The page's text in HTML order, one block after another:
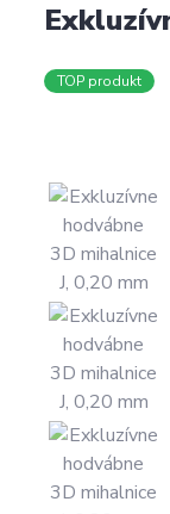
TOP produkt